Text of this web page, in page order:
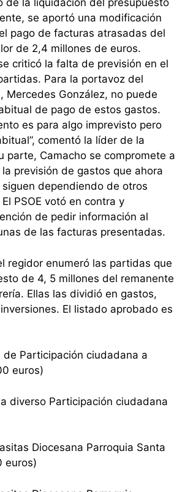
de la liquidación del presupuesto
se aportó una modificación
pago de facturas atrasadas del
de 2,4 millones de euros.
criticó la falta de previsión en el
Para la portavoz del
Mercedes González, no puede
de pago de estos gastos.
es para algo imprevisto pero
comentó la líder de la
parte, Camacho se compromete a
previsión de gastos que ahora
dependiendo de otros
PSOE votó en contra y
de pedir información al
de las facturas presentadas.
regidor enumeró las partidas que
de 4, 5 millones del remanente
Ellas las dividió en gastos,
El listado aprobado es
de Participación ciudadana a
euros)
diverso Participación ciudadana
Diocesana Parroquia Santa
euros)